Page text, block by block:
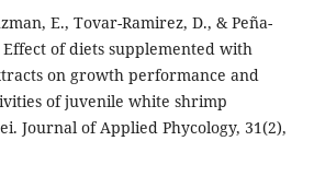
E., Tovar-Ramirez, D., & Peña-
Effect of diets supplemented with
on growth performance and
of juvenile white shrimp
Journal of Applied Phycology, 31(2),